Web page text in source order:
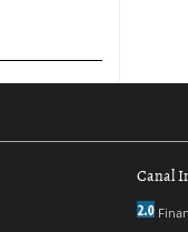
Canal